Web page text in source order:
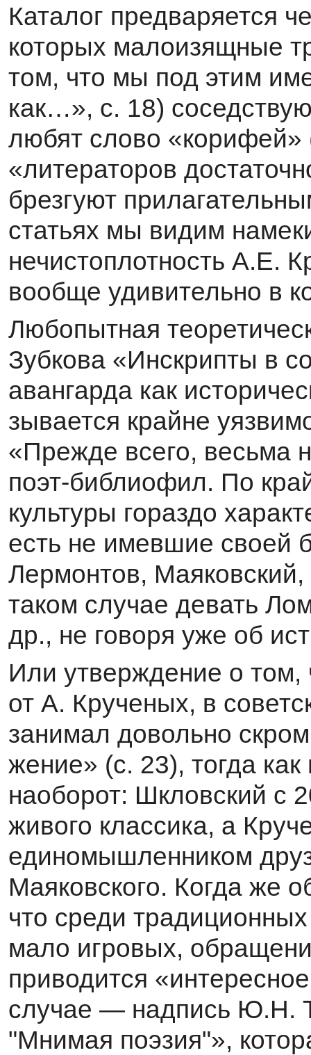
Каталог предваряется
которых малоизящные
том, что мы под этим
как…», с. 18)
любят слово
«литераторов
брезгуют
статьях мы видим
нечистоплотность А.Е.
вообще уди­вительно в
Любопытная
Зубкова «Инскрипты в
авангарда как
зывается крайне
«Прежде всего, весьма
поэт-библиофил. По
культуры гораздо
есть не имевшие своей
Лермонтов,
таком случае де­вать
др., не говоря уже об
Или утверждение о том,
от А. Крученых, в
занимал довольно
жение» (с. 23), тогда
наоборот: Шкловский с
живого классика, а
единомыш­ленником
Маяковского. Когда же
что среди
мало игровых,
приводится
случае — надпись Ю.Н.
"Мнимая поэзия"»,